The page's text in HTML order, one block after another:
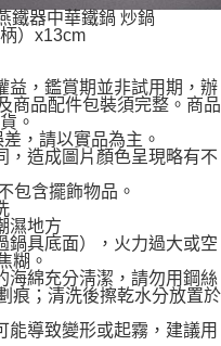
鐵器中華鐵鍋 炒鍋
）x13cm
益，鑑賞期並非試用期，辦
商品配件包裝須完整。商品
。
，請以實品為主。
，造成圖片顏色呈現略有不
包含擺飾物品。
濕地方
鍋具底面），火力過大或空
糊。
海綿充分淸潔，請勿用鋼絲
痕；清洗後擦乾水分放置於
能導致變形或起霧，建議用